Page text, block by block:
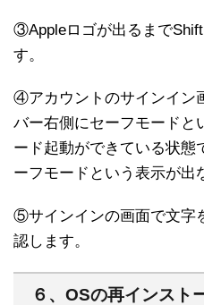
③Appleロゴが出るまで
す。
④アカウントのサインイン
バー右側にセーフモードと
ード起動ができている状態
ーフモードという表示が出
⑤サインインの画面で文字
認します。
６、OSの再インスト